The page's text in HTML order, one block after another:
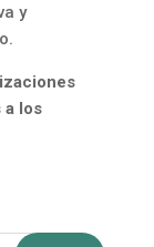
y
a los